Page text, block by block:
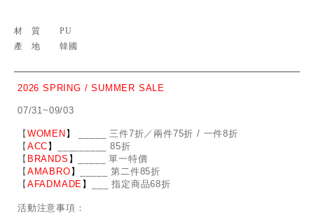
材質PU
產地韓國
2026 SPRING / SUMMER SALE
07/31~09/03
【 WOMEN 】
___ 三件7折／兩件75折 / 一件8折
【 ACC 】
____ 85折
【 BRANDS 】
_ 單一特價
【 AMABRO 】
_ 第二件85折
【 AFADMADE 】 ___ 指定商品68折
活動注意事項：